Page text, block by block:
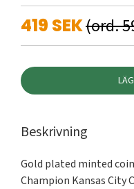
419 SEK(ord.
Beskrivning
Gold plated minted
Champion Kansas City